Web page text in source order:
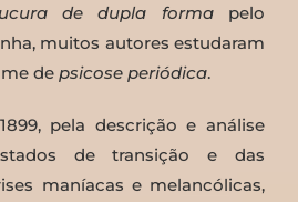
de dupla formapelo
muitos autores estudaram
de psicose periódica.
pela descrição e análise
de transição e das
maníacas e melancólicas,